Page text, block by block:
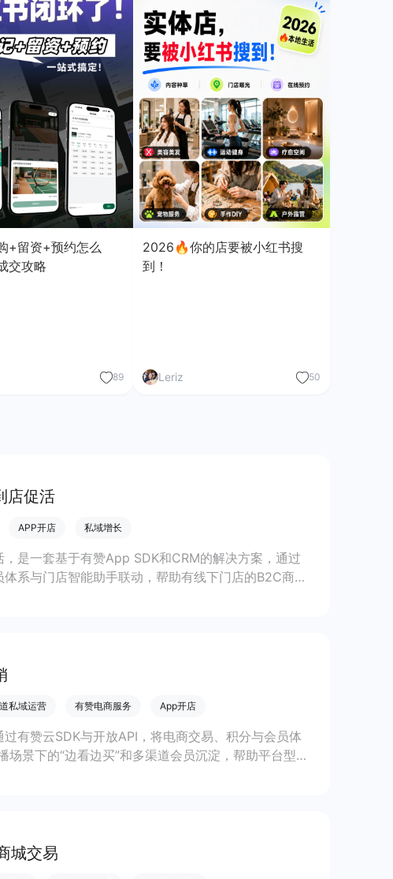
+留资+预约怎么
交攻略
89
2026🔥你的店要被小红书搜
到！
Leriz 50
店促活
APP开店 私域增长
是一套基于有赞App SDK和CRM的解决方案，通过
系与门店智能助手联动，帮助有线下门店的B2C商家
私域运营 有赞电商服务 App开店
有赞云SDK与开放API，将电商交易、积分与会员体
景下的“边看边买”和多渠道会员沉淀，帮助平台型
城交易